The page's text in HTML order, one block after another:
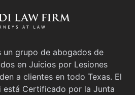
un grupo de abogados de
en Juicios por Lesiones
a clientes en todo Texas. El
está Certificado por la Junta